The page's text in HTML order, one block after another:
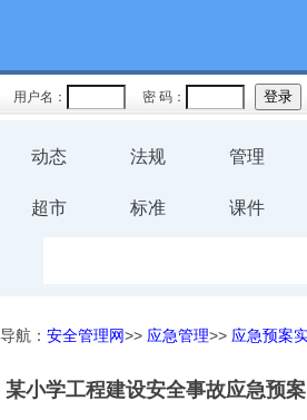
用户名： 密 码：
动态 法规 管理
超市 标准 课件
导航： 安全管理网>> 应急管理>> 应急预案
某小学工程建设安全事故应急预案